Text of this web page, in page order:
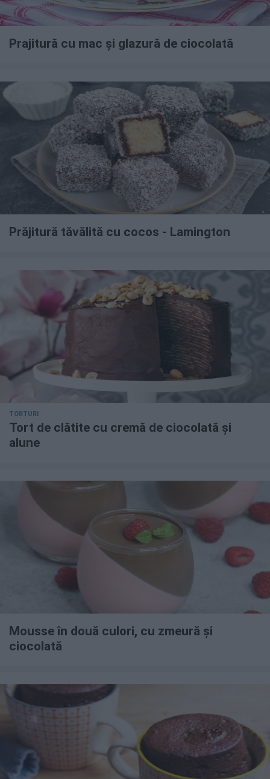
Prajitură cu mac și glazură de ciocolată
Prăjitură tăvălită cu cocos - Lamington
TORTURI
Tort de clătite cu cremă de ciocolată și
alune
Mousse în două culori, cu zmeură și
ciocolată